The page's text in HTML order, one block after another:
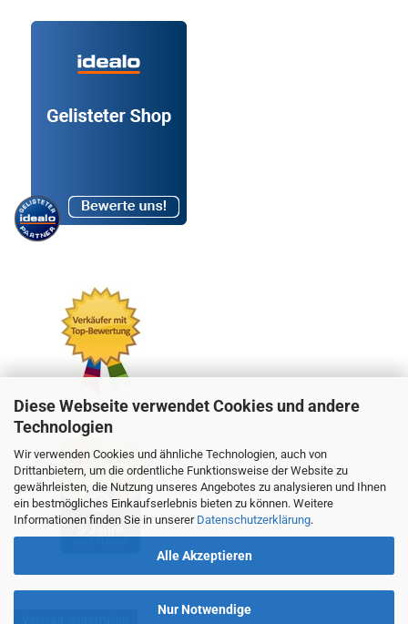
Diese Webseite verwendet Cookies und andere
Technologien
Wir verwenden Cookies und ähnliche Technologien, auch von
Drittanbietern, um die ordentliche Funktionsweise der Website zu
gewährleisten, die Nutzung unseres Angebotes zu analysieren und Ihnen
ein bestmögliches Einkaufserlebnis bieten zu können. Weitere
Informationen finden Sie in unserer Datenschutzerklärung.
Alle Akzeptieren
Nur Notwendige